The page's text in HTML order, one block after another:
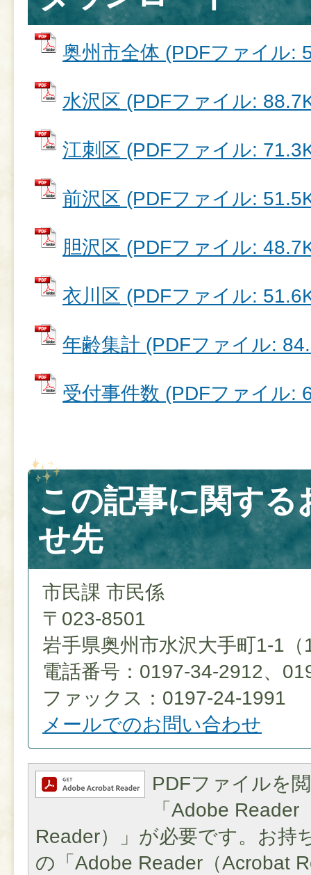
奥州市全体 (PDFファイル:
水沢区 (PDFファイル:
江刺区 (PDFファイル:
前沢区 (PDFファイル:
胆沢区 (PDFファイル:
衣川区 (PDFファイル:
年齢集計 (PDFファイル:
受付事件数 (PDFファイル:
この記事に関する
せ先
市民課 市民係
〒023-8501
岩手県奥州市水沢大手町1-1（
電話番号：0197-34-2912、
ファックス：0197-24-1991
メールでのお問い合わせ
PDFファイルを
「Adobe Reader
Reader）」が必要です。お持
の「Adobe Reader（Acrobat